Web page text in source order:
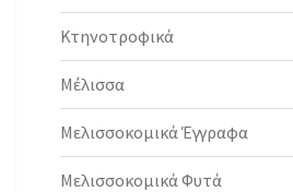
Κτηνοτροφικά
Μέλισσα
Μελισσοκομικά Έγγραφα
Μελισσοκομικά Φυτά